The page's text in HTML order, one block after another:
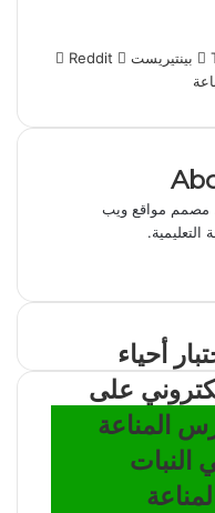
بينتيريست
حاسبات ، لدي ٢١ سنة ، مصمم مواقع ويب
أحياء
على
المناعة
النبات